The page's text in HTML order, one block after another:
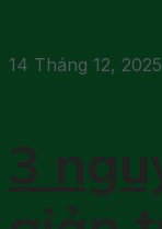
14 Tháng 12, 2025
3